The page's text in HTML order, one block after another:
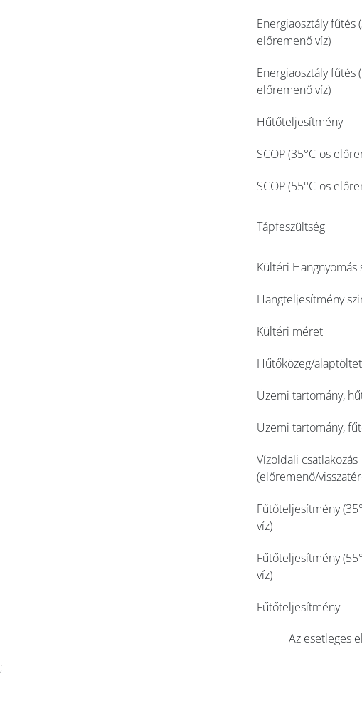
Energiaosztály fűtés
előremenő víz)
Energiaosztály fűtés
előremenő víz)
Hűtőteljesítmény
SCOP (35°C-os
SCOP (55°C-os
Tápfeszültség
Kültéri Hangnyomás
Hangteljesítmény
Kültéri méret
Hűtőközeg/alaptöltet
Üzemi tartomány,
Üzemi tartomány,
Vízoldali csatlakozás
(előremenő/
Fűtőteljesítmény
víz)
Fűtőteljesítmény
víz)
Fűtőteljesítmény
Az esetleges
;